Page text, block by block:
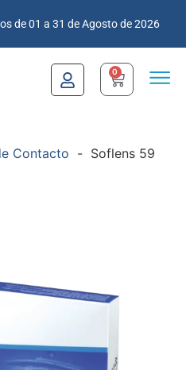
de 01 a 31 de Agosto de 2026
0
Contacto - Soflens 59